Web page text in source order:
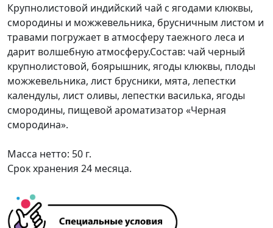
Крупнолистовой индийский чай с ягодами клюквы,
смородины и можжевельника, брусничным листом и
травами погружает в атмосферу таежного леса и
дарит волшебную атмосферу.Состав: чай черный
крупнолистовой, боярышник, ягоды клюквы, плоды
можжевельника, лист брусники, мята, лепестки
календулы, лист оливы, лепестки василька, ягоды
смородины, пищевой ароматизатор «Черная
смородина».
Масса нетто: 50 г.
Срок хранения 24 месяца.